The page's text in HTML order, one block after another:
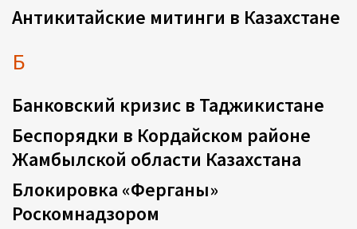
Антикитайские митинги в Казахстане
Б
Банковский кризис в Таджикистане
Беспорядки в Кордайском районе
Жамбылской области Казахстана
Блокировка «Ферганы»
Роскомнадзором